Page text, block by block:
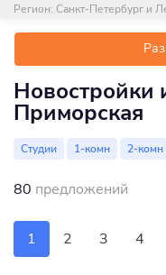
Регион: Санкт-Петербург и
Новостройки
Приморская
Студии 1-комн 2-комн
80 предложений
1 2 3 4